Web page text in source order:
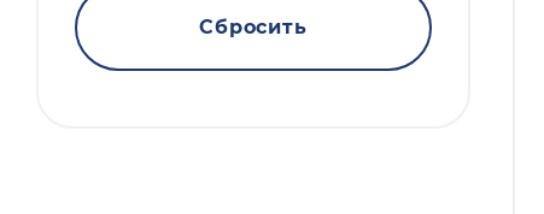
Сбросить